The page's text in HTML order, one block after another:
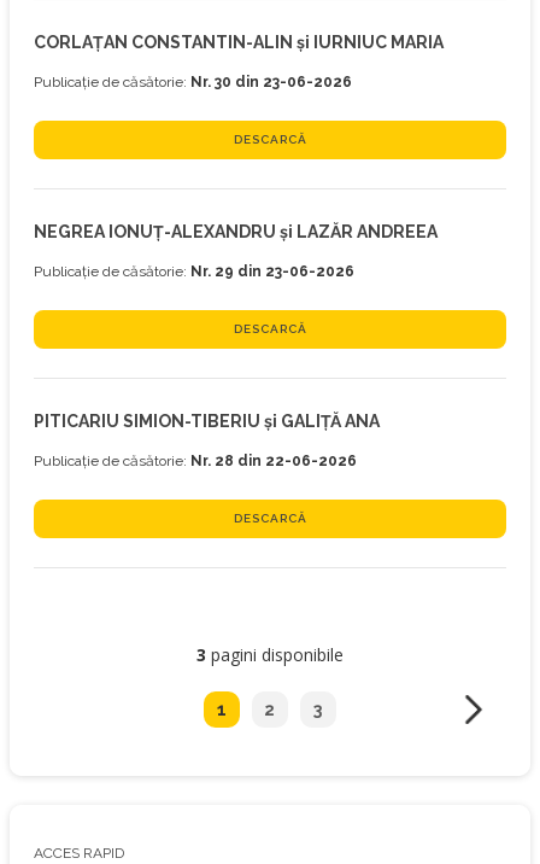
CORLAȚAN CONSTANTIN-ALIN și IURNIUC MARIA
Publicație de căsătorie: Nr. 30 din 23-06-2026
DESCARCĂ
NEGREA IONUȚ-ALEXANDRU și LAZĂR ANDREEA
Publicație de căsătorie: Nr. 29 din 23-06-2026
DESCARCĂ
PITICARIU SIMION-TIBERIU și GALIȚĂ ANA
Publicație de căsătorie: Nr. 28 din 22-06-2026
DESCARCĂ
3 pagini disponibile
1 2 3
ACCES RAPID